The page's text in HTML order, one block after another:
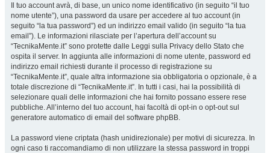
Il tuo account avrà, di base, un unico nome identificativo (in seguito “il tuo
nome utente”), una password da usare per accedere al tuo account (in
seguito “la tua password”) ed un indirizzo email valido (in seguito “la tua
email”). Le informazioni rilasciate per l’apertura dell’account su
“TecnikaMente.it” sono protette dalle Leggi sulla Privacy dello Stato che
ospita il server. In aggiunta alle informazioni di nome utente, password ed
indirizzo email richiesti durante il processo di registrazione su
“TecnikaMente.it”, quale altra informazione sia obbligatoria o opzionale, è a
totale discrezione di “TecnikaMente.it”. In tutti i casi, hai la possibilità di
selezionare quali delle informazioni che hai fornito possano essere rese
pubbliche. All’interno del tuo account, hai facoltà di opt-in o opt-out sul
generatore automatico di email del software phpBB.
La password viene criptata (hash unidirezionale) per motivi di sicurezza. In
ogni caso ti raccomandiamo di non utilizzare la stessa password in troppi